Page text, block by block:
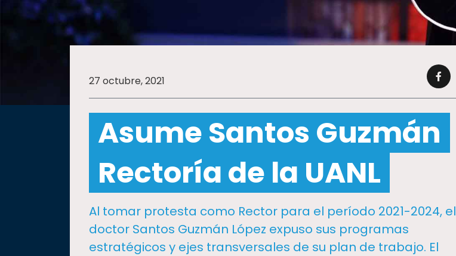
SUSTENTABILIDAD
educativa
Internacionalización
27 octubre, 2021
Asume Santos Guzmán
Rectoría de la UANL
Al tomar protesta como Rector para el período 2021-2024, el
doctor Santos Guzmán López expuso sus programas
estratégicos y ejes transversales de su plan de trabajo. El